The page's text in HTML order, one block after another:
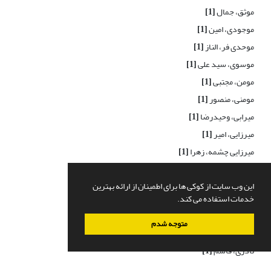
این وب سایت از کوکی ها برای اطمینان از ارائه بهترین
خدمات استفاده می کند.
متوجه شدم
موثق، جمال[1]
موجودی، امین[1]
موحدی فر، الناز[1]
موسوی، سید علی[1]
مومن، مجتبی[1]
مومنی، منصور[1]
میرابی، وحیدرضا[1]
میرزایی، امیر[1]
میرزایی چشمه، زهرا[1]
ن
نائینی، عارف[1]
ناجی پور، مهسا[1]
نادری، قاسم[1]